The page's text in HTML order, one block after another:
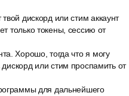
дискорд или стим аккаунт
только токены, сессию от
Хорошо, тогда что я могу
или стим проспамить от
для дальнейшего